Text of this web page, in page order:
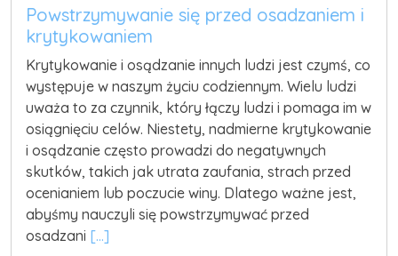
Powstrzymywanie się przed osadzaniem i
krytykowaniem
Krytykowanie i osądzanie innych ludzi jest czymś, co
występuje w naszym życiu codziennym. Wielu ludzi
uważa to za czynnik, który łączy ludzi i pomaga im w
osiągnięciu celów. Niestety, nadmierne krytykowanie
i osądzanie często prowadzi do negatywnych
skutków, takich jak utrata zaufania, strach przed
ocenianiem lub poczucie winy. Dlatego ważne jest,
abyśmy nauczyli się powstrzymywać przed
osadzani [...]